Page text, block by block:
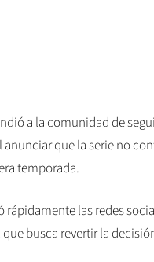
a la comunidad de
anunciar que la serie no
temporada.
las redes
busca revertir la